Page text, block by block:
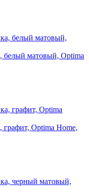
матовый, Optima
Optima Home,